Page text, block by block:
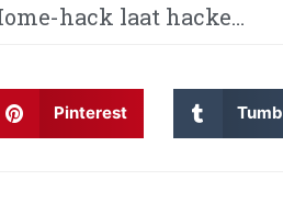
Google Home-hack laat hackers afluisteren van je privégesprekken – Dit moet je weten! Waarom wordt Twitter steeds gehackt en heeft China eindelijk de encryptie gebroken met kwantumcomputers?
Pinterest